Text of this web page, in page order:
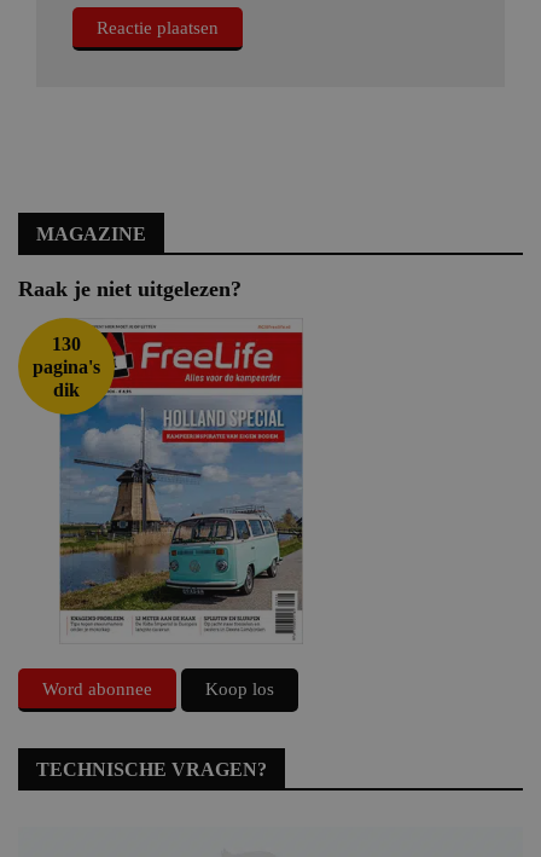
MAGAZINE
Raak je niet uitgelezen?
130
pagina's
dik
Word abonnee Koop los
TECHNISCHE VRAGEN?